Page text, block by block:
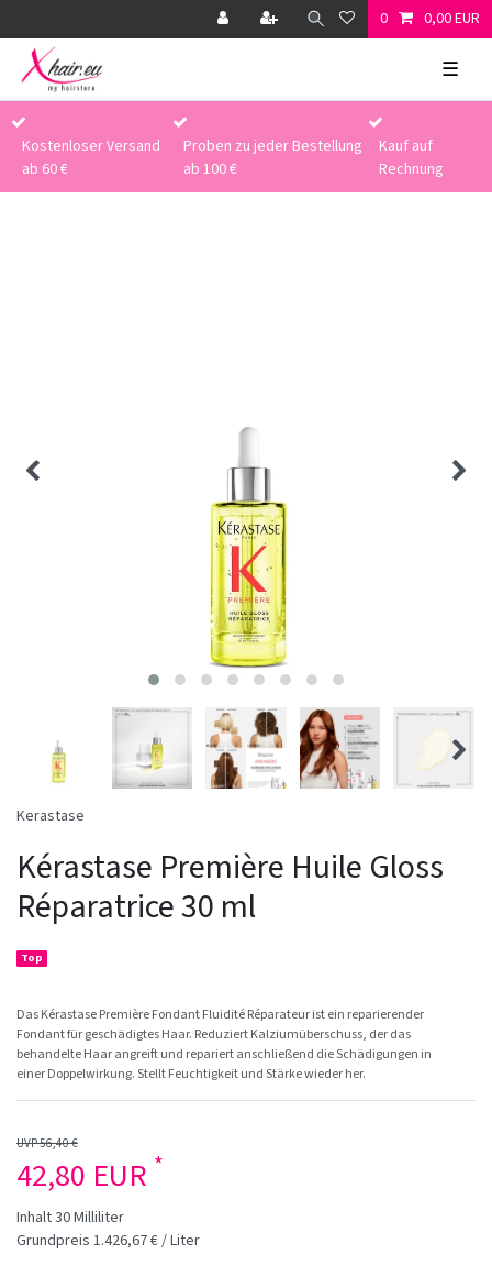
0 0,00 EUR
☰
Kostenloser Versand
ab 60 €
Proben zu jeder Bestellung
ab 100 €
Kauf auf
Rechnung
Kerastase
Kérastase Première Huile Gloss
Réparatrice 30 ml
Top
Das Kérastase Première Fondant Fluidité Réparateur ist ein reparierender
Fondant für geschädigtes Haar. Reduziert Kalziumüberschuss, der das
behandelte Haar angreift und repariert anschließend die Schädigungen in
einer Doppelwirkung. Stellt Feuchtigkeit und Stärke wieder her.
UVP 56,40 €
42,80 EUR *
Inhalt30Milliliter
Grundpreis 1.426,67 € / Liter